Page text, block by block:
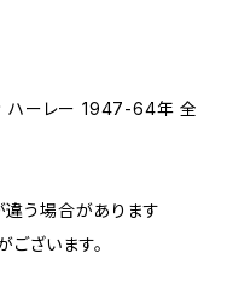
ハーレー 1947-64年 全
違う場合があります
ざいます。